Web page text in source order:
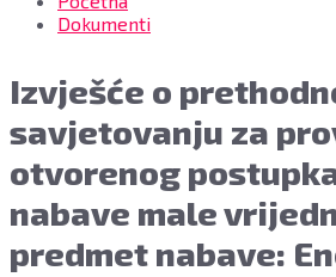
Dokumenti
Izvješće o
savjetovanju za
otvorenog
nabave male
predmet nabave: